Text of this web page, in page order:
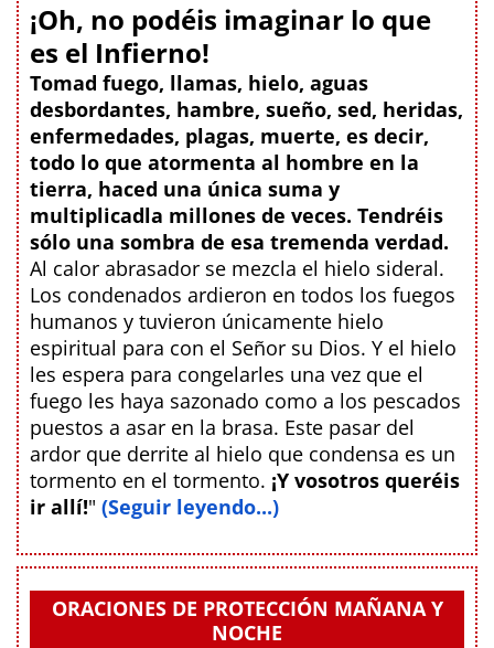
¡Oh, no podéis imaginar lo que
es el Infierno!
Tomad fuego, llamas, hielo, aguas
desbordantes, hambre, sueño, sed, heridas,
enfermedades, plagas, muerte, es decir,
todo lo que atormenta al hombre en la
tierra, haced una única suma y
multiplicadla millones de veces. Tendréis
sólo una sombra de esa tremenda verdad.
Al calor abrasador se mezcla el hielo sideral.
Los condenados ardieron en todos los fuegos
humanos y tuvieron únicamente hielo
espiritual para con el Señor su Dios. Y el hielo
les espera para congelarles una vez que el
fuego les haya sazonado como a los pescados
puestos a asar en la brasa. Este pasar del
ardor que derrite al hielo que condensa es un
tormento en el tormento. ¡Y vosotros queréis
ir allí!" (Seguir leyendo...)
ORACIONES DE PROTECCIÓN MAÑANA Y
NOCHE